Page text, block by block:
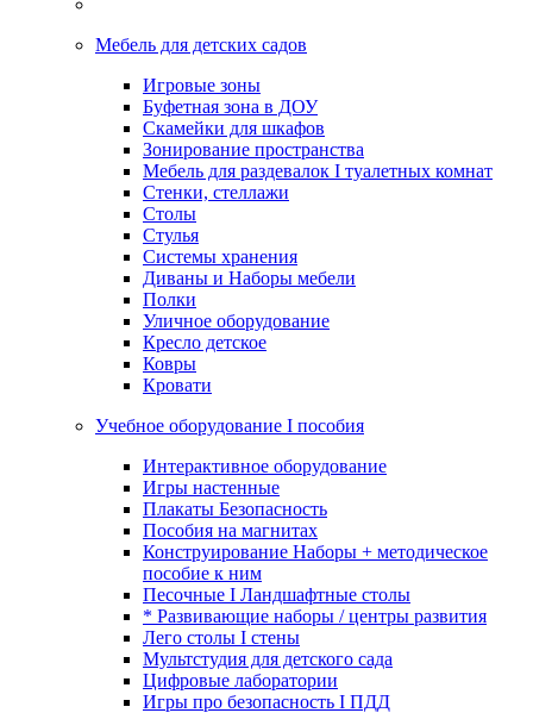
Мебель для детских садов
Игровые зоны
Буфетная зона в ДОУ
Скамейки для шкафов
Зонирование пространства
Мебель для раздевалок I туалетных комнат
Стенки, стеллажи
Столы
Стулья
Системы хранения
Диваны и Наборы мебели
Полки
Уличное оборудование
Кресло детское
Ковры
Кровати
Учебное оборудование I пособия
Интерактивное оборудование
Игры настенные
Плакаты Безопасность
Пособия на магнитах
Конструирование Наборы + методическое
пособие к ним
Песочные I Ландшафтные столы
* Развивающие наборы / центры развития
Лего столы I стены
Мультстудия для детского сада
Цифровые лаборатории
Игры про безопасность I ПДД